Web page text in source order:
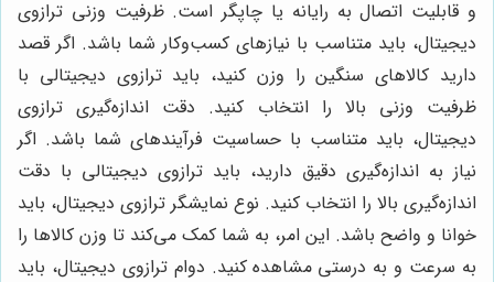
و قابلیت اتصال به رایانه یا چاپگر است. ظرفیت وزنی ترازوی
دیجیتال، باید متناسب با نیازهای کسب‌وکار شما باشد. اگر قصد
دارید کالاهای سنگین را وزن کنید، باید ترازوی دیجیتالی با
ظرفیت وزنی بالا را انتخاب کنید. دقت اندازه‌گیری ترازوی
دیجیتال، باید متناسب با حساسیت فرآیندهای شما باشد. اگر
نیاز به اندازه‌گیری دقیق دارید، باید ترازوی دیجیتالی با دقت
اندازه‌گیری بالا را انتخاب کنید. نوع نمایشگر ترازوی دیجیتال، باید
خوانا و واضح باشد. این امر، به شما کمک می‌کند تا وزن کالاها را
به سرعت و به درستی مشاهده کنید. دوام ترازوی دیجیتال، باید